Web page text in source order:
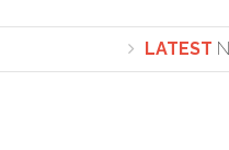
LATEST
Lepădarea
Turnătorul